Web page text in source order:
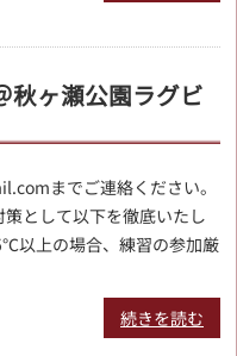
秋ヶ瀬公園ラグビ
までご連絡ください。
策として以下を徹底いたし
以上の場合、練習の参加厳
続きを読む